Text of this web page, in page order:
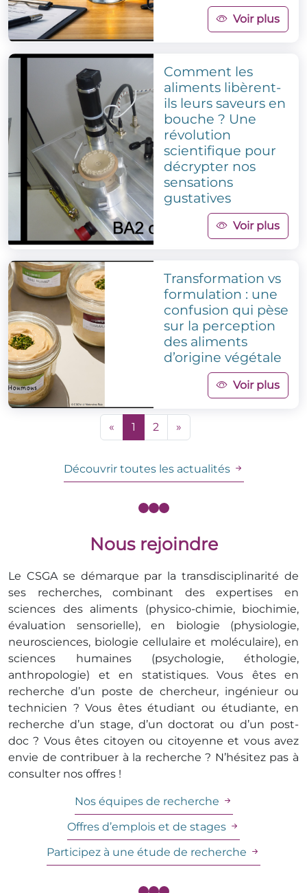
Voir plus
Comment les
aliments libèrent-
ils leurs saveurs en
bouche ? Une
révolution
scientifique pour
décrypter nos
sensations
gustatives
Voir plus
Transformation vs
formulation : une
confusion qui pèse
sur la perception
des aliments
d’origine végétale
Voir plus
« 1 2 »
Découvrir toutes les actualités
Nous rejoindre
Le CSGA se démarque par la transdisciplinarité de
ses recherches, combinant des expertises en
sciences des aliments (physico-chimie, biochimie,
évaluation sensorielle), en biologie (physiologie,
neurosciences, biologie cellulaire et moléculaire), en
sciences humaines (psychologie, éthologie,
anthropologie) et en statistiques. Vous êtes en
recherche d’un poste de chercheur, ingénieur ou
technicien ? Vous êtes étudiant ou étudiante, en
recherche d’un stage, d’un doctorat ou d’un post-
doc ? Vous êtes citoyen ou citoyenne et vous avez
envie de contribuer à la recherche ? N’hésitez pas à
consulter nos offres !
Nos équipes de recherche
Offres d’emplois et de stages
Participez à une étude de recherche